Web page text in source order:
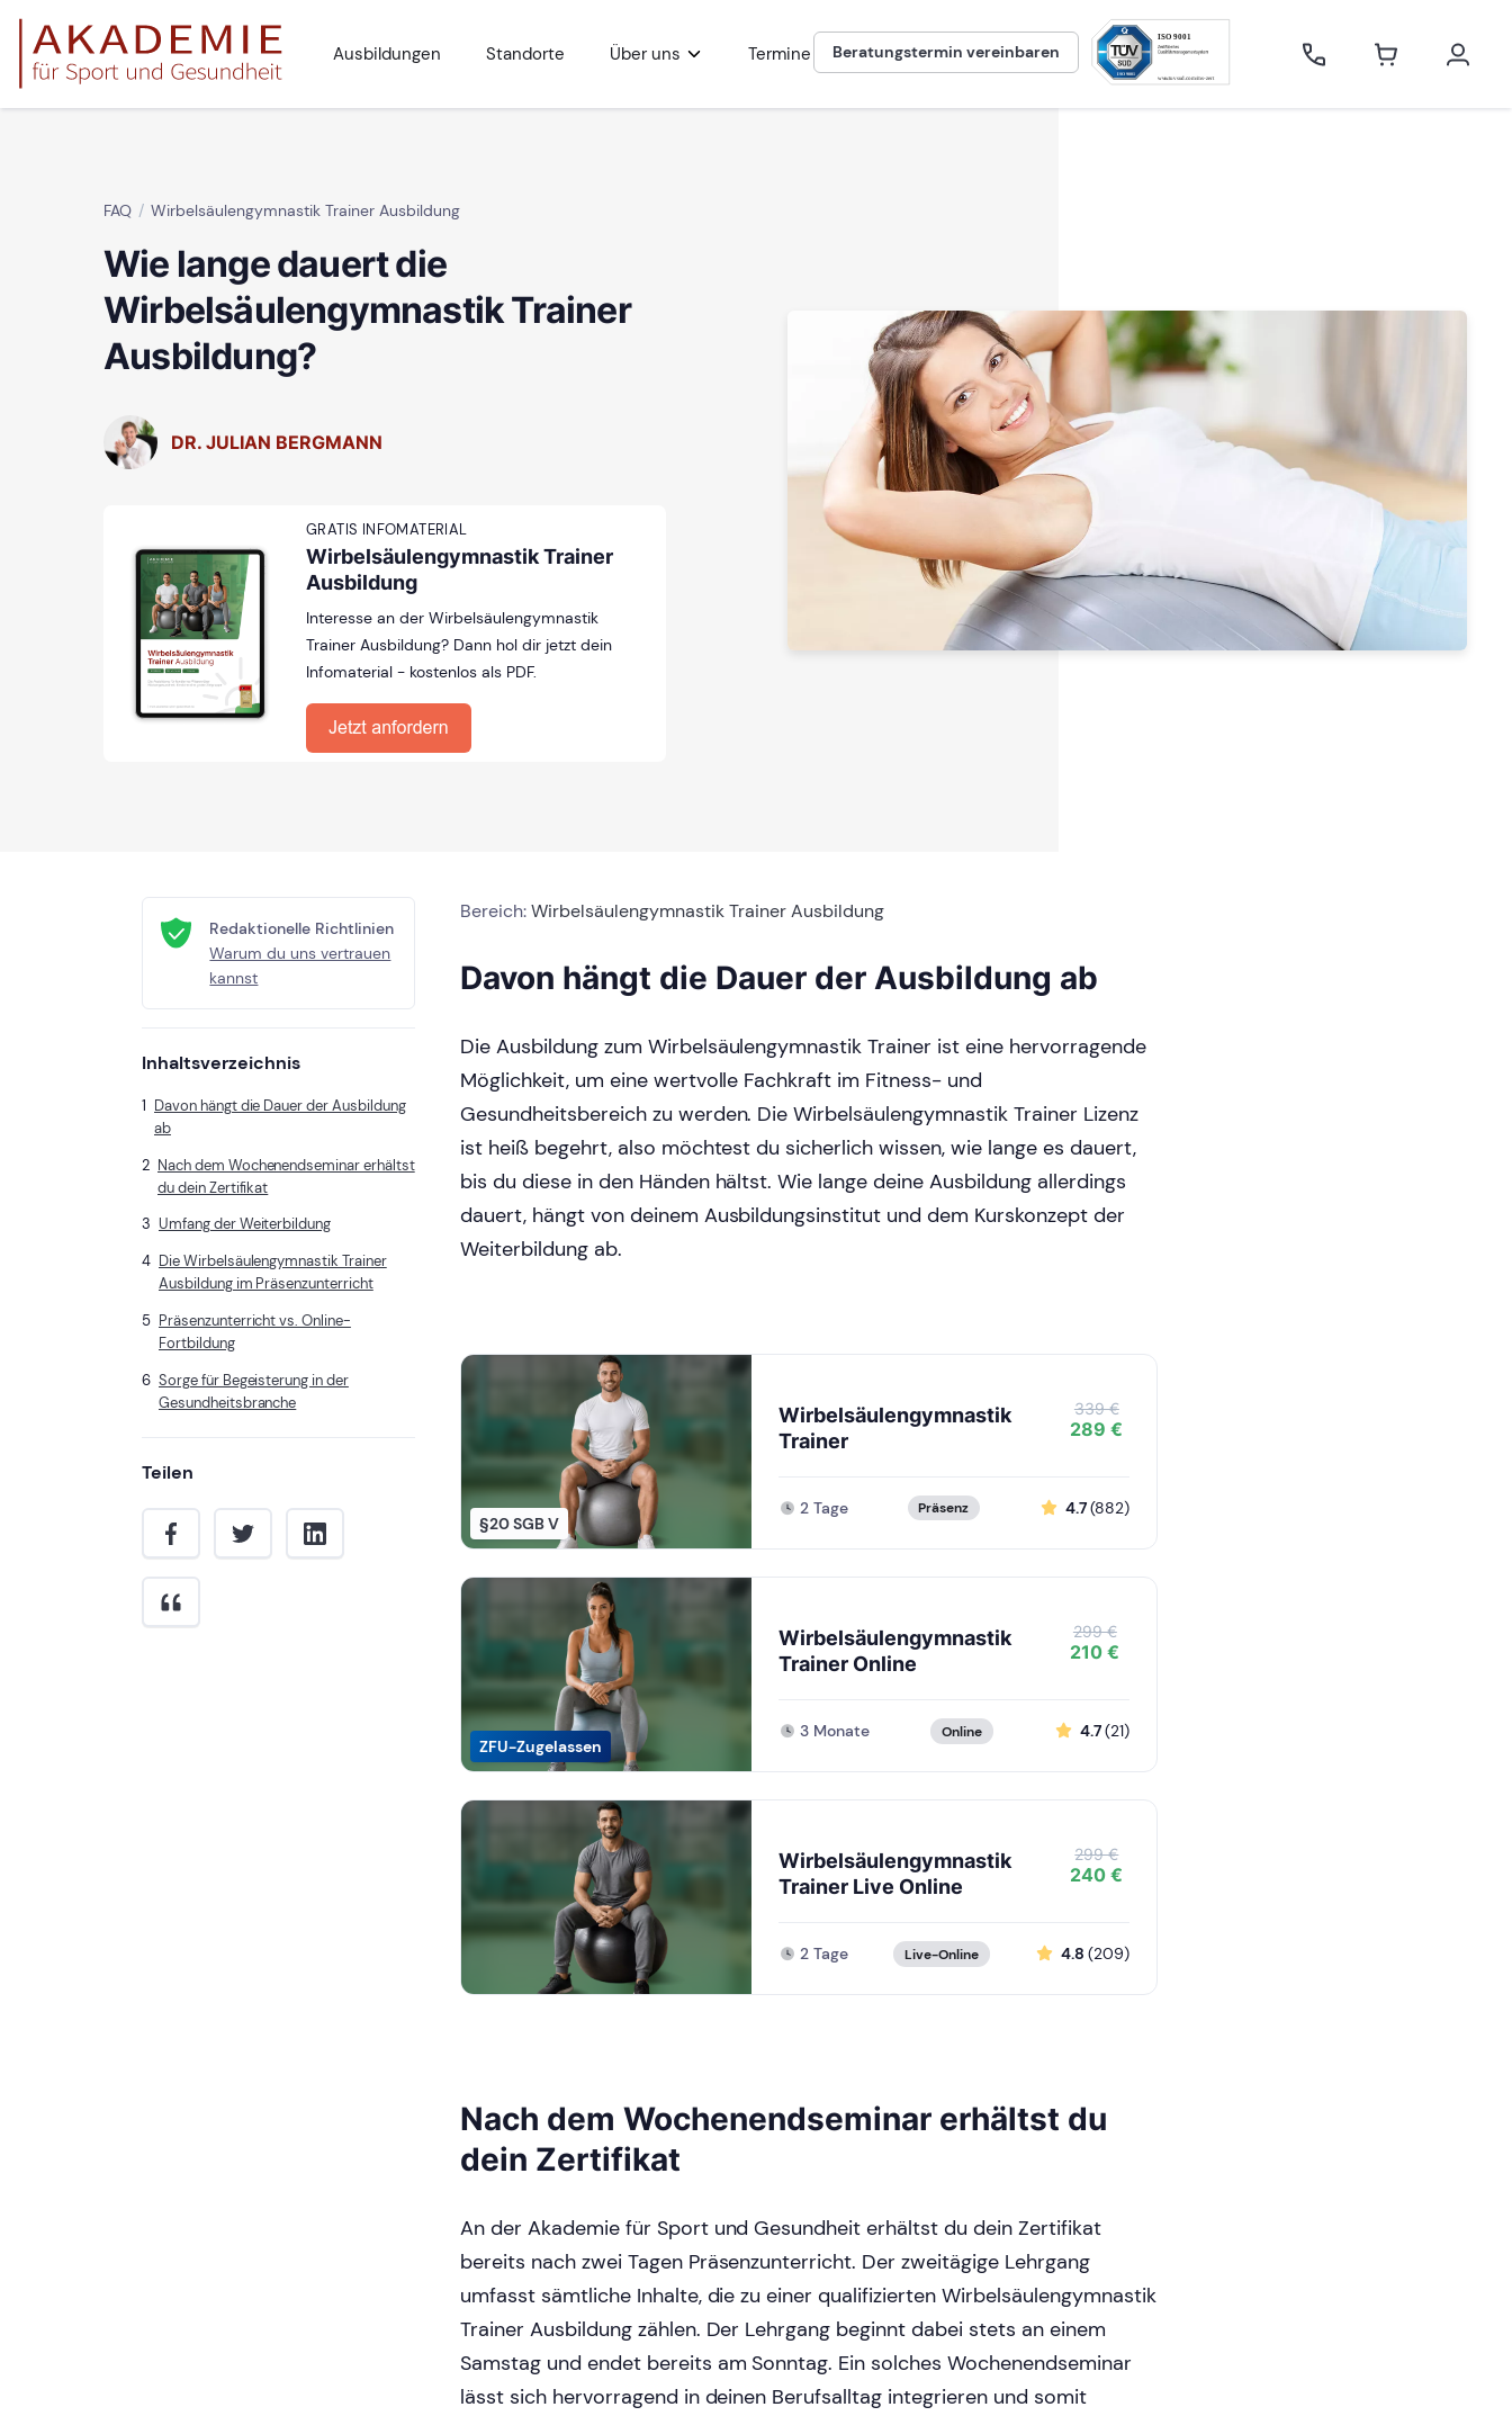
Ausbildungen Standorte Über uns Termine Beratungstermin vereinbaren
FAQ Wirbelsäulengymnastik Trainer Ausbildung
Wie lange dauert die
Wirbelsäulengymnastik Trainer
Ausbildung?
DR. JULIAN BERGMANN
GRATIS INFOMATERIAL
Wirbelsäulengymnastik Trainer
Ausbildung
Interesse an der Wirbelsäulengymnastik
Trainer Ausbildung? Dann hol dir jetzt dein
Infomaterial - kostenlos als PDF.
Redaktionelle Richtlinien
Warum du uns vertrauen
kannst
Inhaltsverzeichnis
Davon hängt die Dauer der Ausbildung
ab
Nach dem Wochenendseminar erhältst
du dein Zertifikat
Umfang der Weiterbildung
Die Wirbelsäulengymnastik Trainer
Ausbildung im Präsenzunterricht
Präsenzunterricht vs. Online-
Fortbildung
Sorge für Begeisterung in der
Gesundheitsbranche
Teilen
Bereich:Wirbelsäulengymnastik Trainer Ausbildung
Davon hängt die Dauer der Ausbildung ab
Die Ausbildung zum Wirbelsäulengymnastik Trainer ist eine hervorragende
Möglichkeit, um eine wertvolle Fachkraft im Fitness- und
Gesundheitsbereich zu werden. Die Wirbelsäulengymnastik Trainer Lizenz
ist heiß begehrt, also möchtest du sicherlich wissen, wie lange es dauert,
bis du diese in den Händen hältst. Wie lange deine Ausbildung allerdings
dauert, hängt von deinem Ausbildungsinstitut und dem Kurskonzept der
Weiterbildung ab.
§20 SGB V
Wirbelsäulengymnastik
Trainer
339 €
289 €
2 Tage Präsenz 4.7(882)
ZFU-Zugelassen
Wirbelsäulengymnastik
Trainer Online
299 €
210 €
3 Monate Online 4.7(21)
Wirbelsäulengymnastik
Trainer Live Online
299 €
240 €
2 Tage Live-Online 4.8(209)
Nach dem Wochenendseminar erhältst du
dein Zertifikat
An der Akademie für Sport und Gesundheit erhältst du dein Zertifikat
bereits nach zwei Tagen Präsenzunterricht. Der zweitägige Lehrgang
umfasst sämtliche Inhalte, die zu einer qualifizierten Wirbelsäulengymnastik
Trainer Ausbildung zählen. Der Lehrgang beginnt dabei stets an einem
Samstag und endet bereits am Sonntag. Ein solches Wochenendseminar
lässt sich hervorragend in deinen Berufsalltag integrieren und somit